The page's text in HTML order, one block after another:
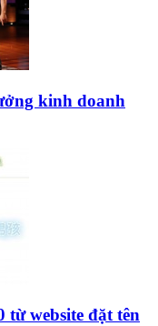
kinh doanh
từ website đặt tên